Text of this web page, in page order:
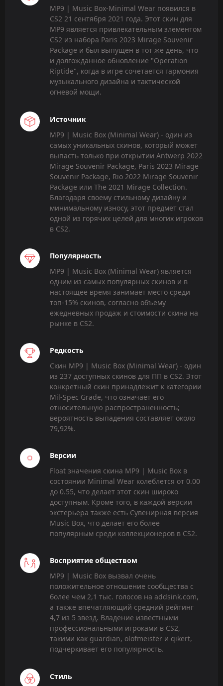
MP9 | Music Box-Minimal Wear появился в
CS2 21 сентября 2021 года. Этот скин для
MP9 является привлекательным элементом
CS2 из набора Paris 2023 Mirage Souvenir
Package и был выпущен в тот же день, что
и долгожданное обновление "Operation
Riptide", когда в игре сочетается гармония
музыкального дизайна и тактической
огневой мощи.
Источник
MP9 | Music Box (Minimal Wear) - один из
самых уникальных скинов, который может
выпасть только при открытии Antwerp 2022
Mirage Souvenir Package, Paris 2023 Mirage
Souvenir Package, Rio 2022 Mirage Souvenir
Package или The 2021 Mirage Collection.
Благодаря своему стильному дизайну и
минимальному износу, этот предмет стал
одной из горячих целей для многих игроков
в CS2.
Популярность
MP9 | Music Box (Minimal Wear) является
одним из самых популярных скинов и в
настоящее время занимает место среди
топ-15% скинов, согласно объему
ежедневных продаж и стоимости скина на
рынке в CS2.
Редкость
Скин MP9 | Music Box (Minimal Wear) - один
из 237 доступных скинов для ПП в CS2. Этот
конкретный скин принадлежит к категории
Mil-Spec Grade, что означает его
относительную распространенность;
вероятность выпадения составляет около
79,92%.
Версии
Float значения скина MP9 | Music Box в
состоянии Minimal Wear колеблется от 0.00
до 0.55, что делает этот скин широко
доступным. Кроме того, в каждой версии
экстерьера также есть Сувенирная версия
Music Box, что делает его более
популярным среди коллекционеров в CS2.
Восприятие обществом
MP9 | Music Box вызвал очень
положительное отношение сообщества с
более чем 2,1 тыс. голосов на addsink.com,
а также впечатляющий средний рейтинг
4,7 из 5 звезд. Владение известными
профессиональными игроками в CS2,
такими как guardian, olofmeister и qikert,
подчеркивает его популярность.
Стиль